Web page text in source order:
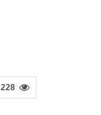
228